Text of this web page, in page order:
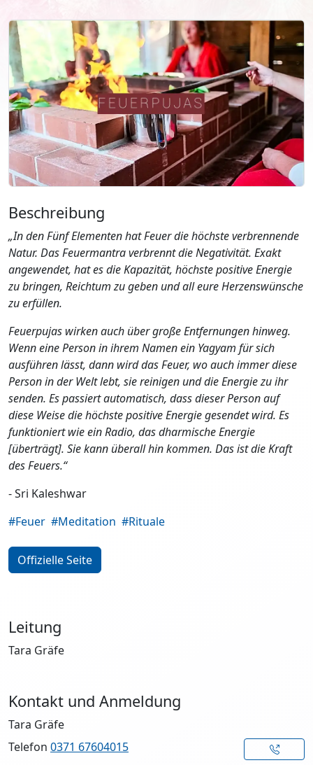
Beschreibung
„In den Fünf Elementen hat Feuer die höchste verbrennende
Natur. Das Feuermantra verbrennt die Negativität. Exakt
angewendet, hat es die Kapazität, höchste positive Energie
zu bringen, Reichtum zu geben und all eure Herzenswünsche
zu erfüllen.
Feuerpujas wirken auch über große Entfernungen hinweg.
Wenn eine Person in ihrem Namen ein Yagyam für sich
ausführen lässt, dann wird das Feuer, wo auch immer diese
Person in der Welt lebt, sie reinigen und die Energie zu ihr
senden. Es passiert automatisch, dass dieser Person auf
diese Weise die höchste positive Energie gesendet wird. Es
funktioniert wie ein Radio, das dharmische Energie
[überträgt]. Sie kann überall hin kommen. Das ist die Kraft
des Feuers.“
- Sri Kaleshwar
#Feuer #Meditation #Rituale
Offizielle Seite
Leitung
Tara Gräfe
Kontakt und Anmeldung
Tara Gräfe
Telefon 0371 67604015